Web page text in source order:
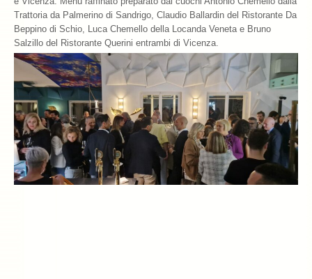
Archivio 2017
Archivio 2010-2016
Archivio Confraternita del Bacalà
Bacalà Club
Sulla Rotta del Bacalà – Via Querinissima
La Ricetta
I Ristoranti
Trattoria da Palmerino di Sandrigo, Claudio Ballardin del Ristorante Da
Beppino di Schio, Luca Chemello della Locanda Veneta e Bruno
Salzillo del Ristorante Querini entrambi di Vicenza.